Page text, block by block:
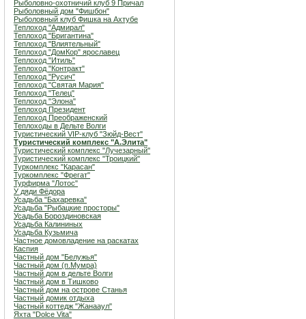
Рыболовно-охотничий клуб 9 Причал
Рыболовный дом "Фишбон"
Рыболовный клуб Фишка на Ахтубе
Теплоход "Адмирал"
Теплоход "Бригантина"
Теплоход "Влиятельный"
Теплоход "ДомКор" ярославец
Теплоход "Итиль"
Теплоход "Контракт"
Теплоход "Русич"
Теплоход "Святая Мария"
Теплоход "Телец"
Теплоход "Элона"
Теплоход Президент
Теплоход Преображенский
Теплоходы в Дельте Волги
Туристический VIP-клуб "Зюйд-Вест"
Туристический комплекс "А.Элита"
Туристический комплекс "Лучезарный"
Туристический комплекс "Троицкий"
Туркомплекс "Карасан"
Туркомплекс "Фрегат"
Турфирма "Лотос"
У дяди Фёдора
Усадьба "Бахаревка"
Усадьба "Рыбацкие просторы"
Усадьба Бороздиновская
Усадьба Калининых
Усадьба Кузьмича
Частное домовладение на раскатах
Каспия
Частный дом "Белужья"
Частный дом (п.Мумра)
Частный дом в дельте Волги
Частный дом в Тишково
Частный дом на острове Станья
Частный домик отдыха
Частный коттедж "Жанааул"
Яхта "Dolce Vita"